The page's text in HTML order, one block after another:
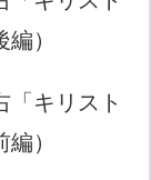
）
「キリスト
）